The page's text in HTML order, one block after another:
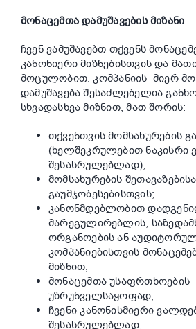
მონაცემთა დამუშავების მიზანი
ჩვენ ვამუშავებთ თქვენს
კანონიერი მიზნებისთვის და
მოცულობით. კომპანიის მიერ
დამუშავება შესაძლებელია
სხვადასხვა მიზნით, მათ შორის:
თქვენთვის მომსახურების
(ხელშეკრულებით ნაკისრი
შესასრულებლად);
მომსახურების
გაუმჯობესებისთვის;
კანონმდებლობით
მარეგულირებლის,
ორგანოების ან
კომპანიებისთვის
მიზნით;
მონაცემთა უსაფრთხოების
უზრუნველსაყოფად;
ჩვენი კანონისმიერი
შესასრულებლად;